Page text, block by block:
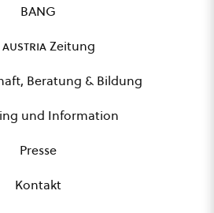
BANG
austriaZeitung
Beratung & Bildung
und Information
Presse
Kontakt